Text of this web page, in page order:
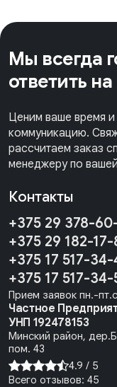
Мы всегда
ответить
Ценим ваше время и
коммуникацию.
рассчитаем заказ
менеджеру по
Контакты
+375 29 378-
+375 29 182-
+375 17 517-34-
+375 17 517-
Прием заявок пн.-
Частное
УНП 192478153
Минский район,
пом. 43
4.9 / 5
Всего отзывов: 45